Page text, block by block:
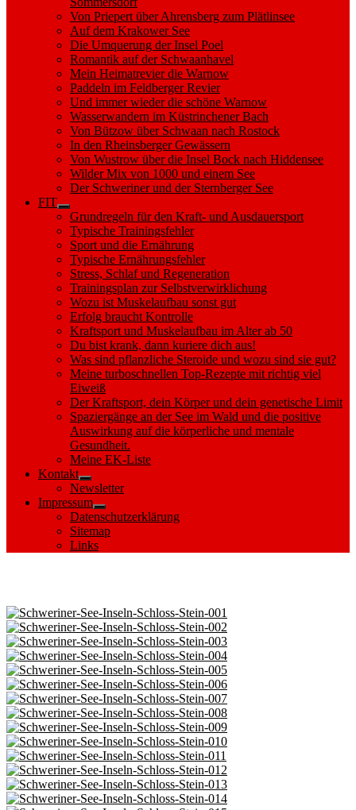
Von Priepert über Ahrensberg zum Plätlinsee
Auf dem Krakower See
Die Umquerung der Insel Poel
Romantik auf der Schwaanhavel
Mein Heimatrevier die Warnow
Paddeln im Feldberger Revier
Und immer wieder die schöne Warnow
Wasserwandern im Küstrinchener Bach
Von Bützow über Schwaan nach Rostock
In den Rheinsberger Gewässern
Von Wustrow über die Insel Bock nach Hiddensee
Wilder Mix von 1000 und einem See
Der Schweriner und der Sternberger See
FIT
Show
sub
menu
Grundregeln für den Kraft- und Ausdauersport
Typische Trainingsfehler
Sport und die Ernährung
Typische Ernährungsfehler
Stress, Schlaf und Regeneration
Trainingsplan zur Selbstverwirklichung
Wozu ist Muskelaufbau sonst gut
Erfolg braucht Kontrolle
Kraftsport und Muskelaufbau im Alter ab 50
Du bist krank, dann kuriere dich aus!
Was sind pflanzliche Steroide und wozu sind sie gut?
Meine turboschnellen Top-Rezepte mit richtig viel
Eiweiß
Der Kraftsport, dein Körper und dein genetische Limit
Spaziergänge an der See im Wald und die positive
Auswirkung auf die körperliche und mentale
Gesundheit.
Meine EK-Liste
Kontakt
Show
sub
menu
Newsletter
Impressum
Show
sub
menu
Datenschutzerklärung
Sitemap
Links